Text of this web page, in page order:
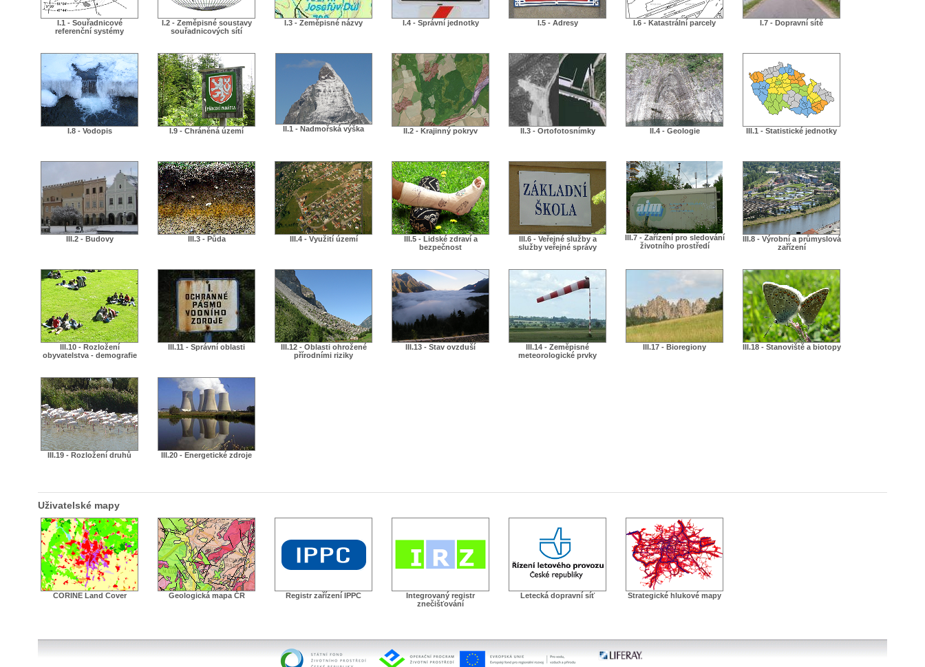
I.1 - Souřadnicové
referenční systémy
I.2 - Zeměpisné soustavy
souřadnicových sítí
I.3 - Zeměpisné názvy I.4 - Správní jednotky I.5 - Adresy I.6 - Katastrální parcely I.7 - Dopravní sítě
I.8 - Vodopis I.9 - Chráněná území II.1 - Nadmořská výška II.2 - Krajinný pokryv II.3 - Ortofotosnímky II.4 - Geologie III.1 - Statistické jednotky
III.2 - Budovy III.3 - Půda III.4 - Využití území
III.5 - Lidské zdraví a
bezpečnost
III.6 - Veřejné služby a
služby veřejné správy
III.7 - Zařízení pro sledování
životního prostředí
III.8 - Výrobní a průmyslová
zařízení
III.10 - Rozložení
obyvatelstva - demografie
III.11 - Správní oblasti
III.12 - Oblasti ohrožené
přírodními riziky
III.13 - Stav ovzduší
III.14 - Zeměpisné
meteorologické prvky
III.17 - Bioregiony III.18 - Stanoviště a biotopy
III.19 - Rozložení druhů III.20 - Energetické zdroje
Uživatelské mapy
CORINE Land Cover Geologická mapa ČR Registr zařízení IPPC
Integrovaný registr
znečišťování
Letecká dopravní síť Strategické hlukové mapy